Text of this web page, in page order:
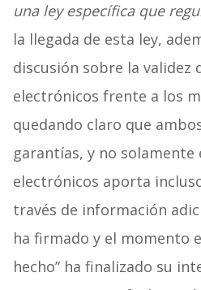
una ley específica que
la llegada de esta ley,
discusión sobre la validez
electrónicos frente a los
quedando claro que
garantías, y no solamente
electrónicos aporta
través de información
ha firmado y el momento
hecho” ha finalizado su